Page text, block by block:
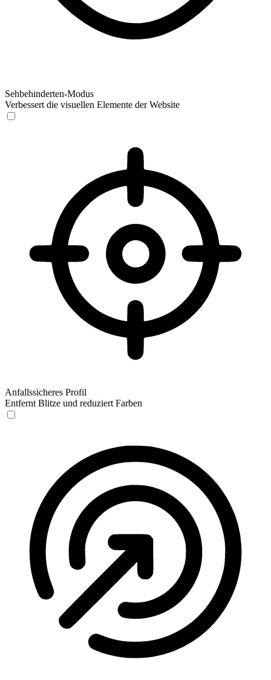
Sehbehinderten-Modus
Verbessert die visuellen Elemente der Website
Anfallssicheres Profil
Entfernt Blitze und reduziert Farben